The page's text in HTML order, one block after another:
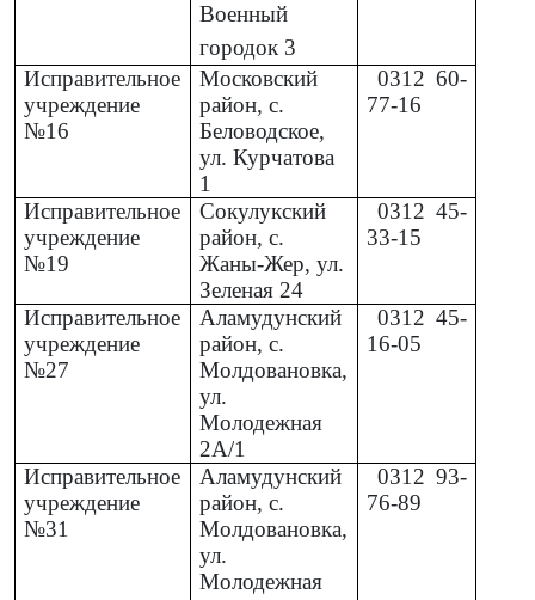
Военный
городок 3
Исправительное
учреждение
№16
Московский
район, с.
Беловодское,
ул. Курчатова
1
0312 60-
77-16
Исправительное
учреждение
№19
Сокулукский
район, с.
Жаны-Жер, ул.
Зеленая 24
0312 45-
33-15
Исправительное
учреждение
№27
Аламудунский
район, с.
Молдовановка,
ул.
Молодежная
2А/1
0312 45-
16-05
Исправительное
учреждение
№31
Аламудунский
район, с.
Молдовановка,
ул.
Молодежная
0312 93-
76-89